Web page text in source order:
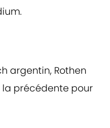
argentin, Rothen
précédente pour